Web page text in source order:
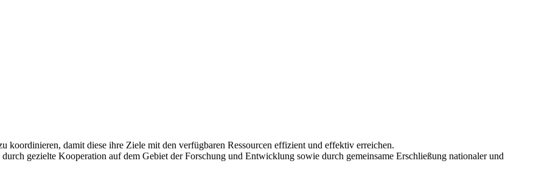
koordinieren, damit diese ihre Ziele mit den verfügbaren Ressourcen effizient und effektiv erreichen.
gezielte Kooperation auf dem Gebiet der Forschung und Entwicklung sowie durch gemeinsame Erschließung nationaler und